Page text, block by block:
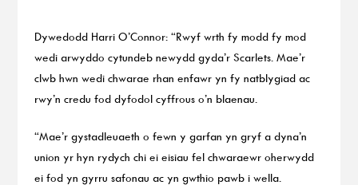
Dywedodd Harri O’Connor: “Rwyf wrth fy modd fy mod
wedi arwyddo cytundeb newydd gyda’r Scarlets. Mae’r
clwb hwn wedi chwarae rhan enfawr yn fy natblygiad ac
rwy’n credu fod dyfodol cyffrous o’n blaenau.
“Mae’r gystadleuaeth o fewn y garfan yn gryf a dyna’n
union yr hyn rydych chi ei eisiau fel chwaraewr oherwydd
ei fod yn gyrru safonau ac yn gwthio pawb i wella.